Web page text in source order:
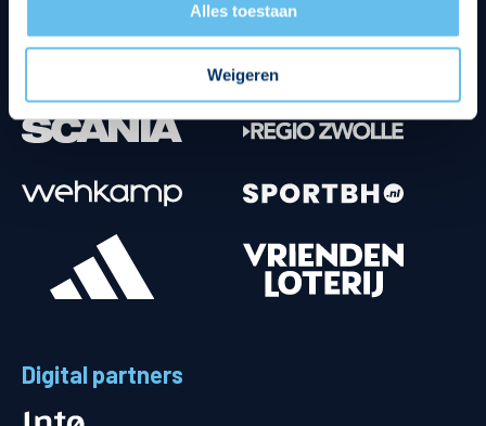
Alles toestaan
Weigeren
Digital partners